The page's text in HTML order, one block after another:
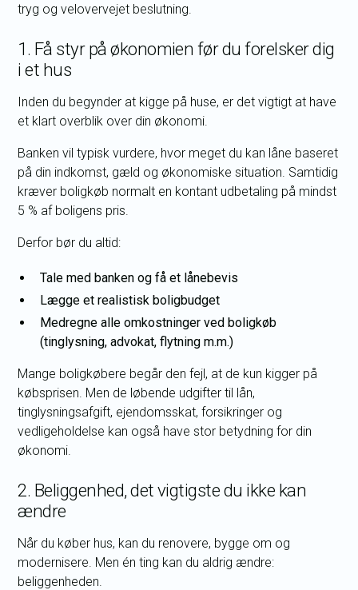
tryg og velovervejet beslutning.
1. Få styr på økonomien før du forelsker dig
i et hus
Inden du begynder at kigge på huse, er det vigtigt at have
et klart overblik over din økonomi.
Banken vil typisk vurdere, hvor meget du kan låne baseret
på din indkomst, gæld og økonomiske situation. Samtidig
kræver boligkøb normalt en kontant udbetaling på mindst
5 % af boligens pris.
Derfor bør du altid:
Tale med banken og få et lånebevis
Lægge et realistisk boligbudget
Medregne alle omkostninger ved boligkøb
(tinglysning, advokat, flytning m.m.)
Mange boligkøbere begår den fejl, at de kun kigger på
købsprisen. Men de løbende udgifter til lån,
tinglysningsafgift, ejendomsskat, forsikringer og
vedligeholdelse kan også have stor betydning for din
økonomi.
2. Beliggenhed, det vigtigste du ikke kan
ændre
Når du køber hus, kan du renovere, bygge om og
modernisere. Men én ting kan du aldrig ændre:
beliggenheden.